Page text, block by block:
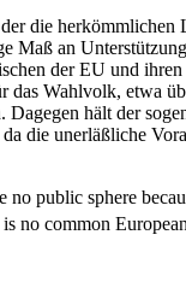
die
Maß an
der EU und
Wahlvolk, etwa
hält der
die unerläßliche
public sphere
no common